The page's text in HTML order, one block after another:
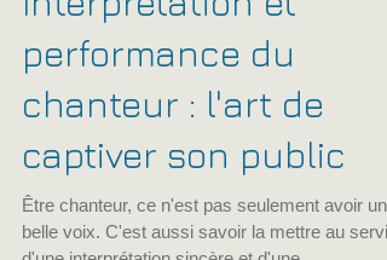
Interprétation et
performance du
chanteur : l'art de
captiver son public
Être chanteur, ce n'est pas seulement avoir une